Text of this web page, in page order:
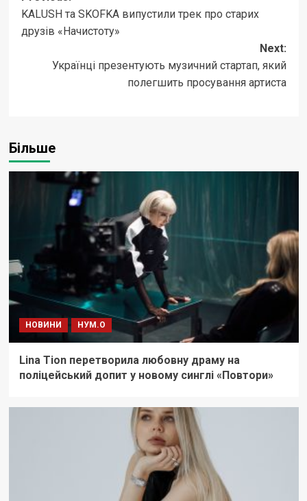
navigation
KALUSH та SKOFKA випустили трек про старих
друзів «Начистоту»
Next:
Українці презентують музичний стартап, який
полегшить просування артиста
Більше
НОВИНИ НУМ.О
Lina Tion перетворила любовну драму на
поліцейський допит у новому синглі «Повтори»